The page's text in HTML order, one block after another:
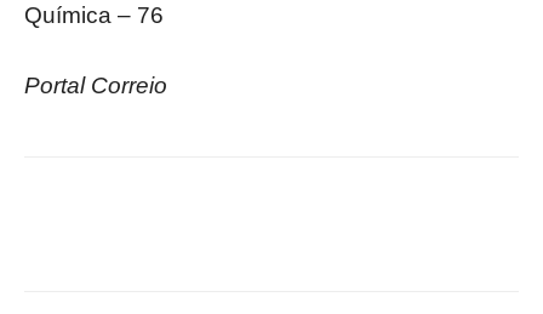
Química – 76
Portal Correio